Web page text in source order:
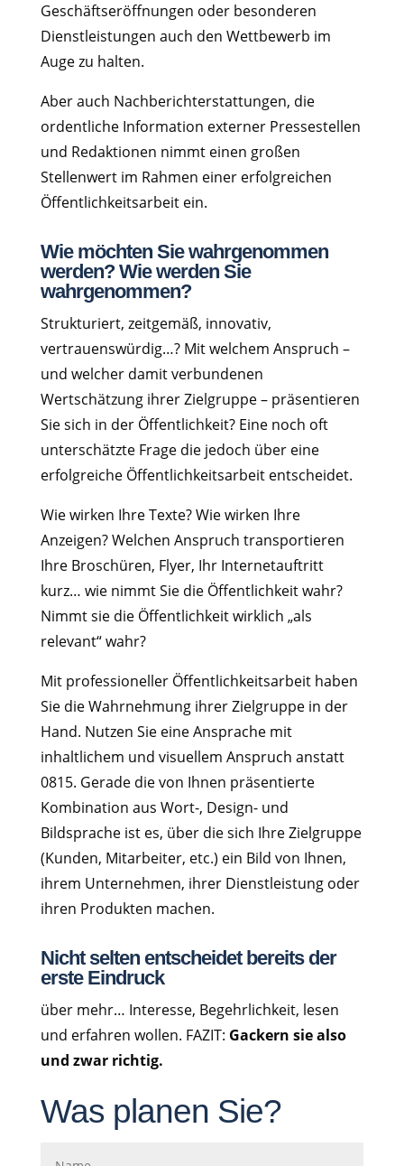
Geschäftseröffnungen oder besonderen
Dienstleistungen auch den Wettbewerb im
Auge zu halten.
Aber auch Nachberichterstattungen, die
ordentliche Information externer Pressestellen
und Redaktionen nimmt einen großen
Stellenwert im Rahmen einer erfolgreichen
Öffentlichkeitsarbeit ein.
Wie möchten Sie wahrgenommen
werden? Wie werden Sie
wahrgenommen?
Strukturiert, zeitgemäß, innovativ,
vertrauenswürdig…? Mit welchem Anspruch –
und welcher damit verbundenen
Wertschätzung ihrer Zielgruppe – präsentieren
Sie sich in der Öffentlichkeit? Eine noch oft
unterschätzte Frage die jedoch über eine
erfolgreiche Öffentlichkeitsarbeit entscheidet.
Wie wirken Ihre Texte? Wie wirken Ihre
Anzeigen? Welchen Anspruch transportieren
Ihre Broschüren, Flyer, Ihr Internetauftritt
kurz… wie nimmt Sie die Öffentlichkeit wahr?
Nimmt sie die Öffentlichkeit wirklich „als
relevant“ wahr?
Mit professioneller Öffentlichkeitsarbeit haben
Sie die Wahrnehmung ihrer Zielgruppe in der
Hand. Nutzen Sie eine Ansprache mit
inhaltlichem und visuellem Anspruch anstatt
0815. Gerade die von Ihnen präsentierte
Kombination aus Wort-, Design- und
Bildsprache ist es, über die sich Ihre Zielgruppe
(Kunden, Mitarbeiter, etc.) ein Bild von Ihnen,
ihrem Unternehmen, ihrer Dienstleistung oder
ihren Produkten machen.
Nicht selten entscheidet bereits der
erste Eindruck
über mehr… Interesse, Begehrlichkeit, lesen
und erfahren wollen. FAZIT: Gackern sie also
und zwar richtig.
Was planen Sie?